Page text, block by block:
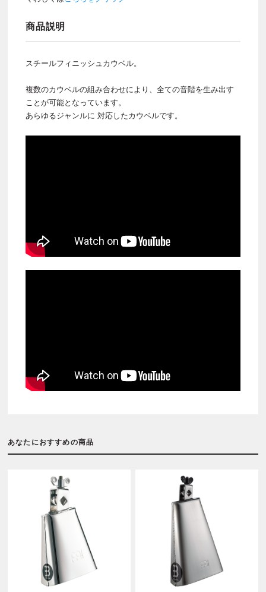
商品説明
スチールフィニッシュカウベル。
複数のカウベルの組み合わせにより、全ての音階を生み出す
ことが可能となっています。
あらゆるジャンルに 対応したカウベルです。
あなたにおすすめの商品